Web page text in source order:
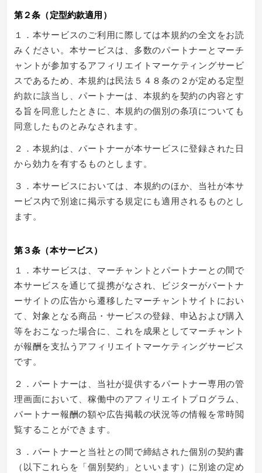
第２条（定型約款適用）
１．本サービスのご利用に際しては本規約の全文をお読
みください。本サービスは、多数のパートナーとマーチ
ャントが参加するアフィリエイトマーケティングサービ
スであるため、本規約は民法５４８条の２が定める定型
約款に該当し、パートナーは、本規約を契約の内容とす
る旨を同意したときに、本規約の個別の条項についても
同意したものとみなされます。
２．本規約は、パートナーが本サービスに登録された日
から効力を有するものとします。
３．本サービスにおいては、本規約のほか、当社が本サ
ービス内で別途に掲示する規定にも適用されるものとし
ます。
第３条（本サービス）
１．本サービスは、マーチャントとパートナーとの間で
本サービスを通じて提携がなされ、ビジターがパートナ
ーサイトの広告から遷移したマーチャントサイトにおい
て、対象となる商品・サービスの登録、申込および購入
等をおこなった場合に、これを成果としてマーチャント
が報酬を支払うアフィリエイトマーケティングサービス
です。
２．パートナーは、当社が提供するパートナー専用の管
理画面において、稼働中のアフィリエイトプログラム、
パートナー報酬の額や広告掲載の状況等の情報を常時閲
覧することができます。
３．パートナーと当社との間で締結された個別の契約書
（以下これらを「個別契約」といいます）に別途の定め